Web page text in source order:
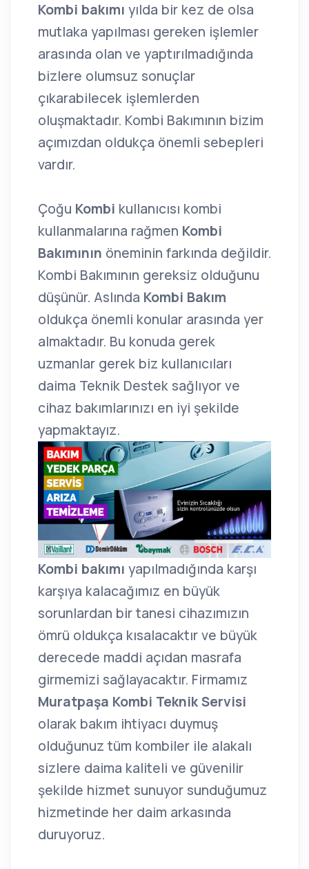
Kombi bakımı yılda bir kez de olsa
mutlaka yapılması gereken işlemler
arasında olan ve yaptırılmadığında
bizlere olumsuz sonuçlar
çıkarabilecek işlemlerden
oluşmaktadır. Kombi Bakımının bizim
açımızdan oldukça önemli sebepleri
vardır.
Çoğu Kombi kullanıcısı kombi
kullanmalarına rağmen Kombi
Bakımının öneminin farkında değildir.
Kombi Bakımının gereksiz olduğunu
düşünür. Aslında Kombi Bakım
oldukça önemli konular arasında yer
almaktadır. Bu konuda gerek
uzmanlar gerek biz kullanıcıları
daima Teknik Destek sağlıyor ve
cihaz bakımlarınızı en iyi şekilde
yapmaktayız.
Kombi bakımı yapılmadığında karşı
karşıya kalacağımız en büyük
sorunlardan bir tanesi cihazımızın
ömrü oldukça kısalacaktır ve büyük
derecede maddi açıdan masrafa
girmemizi sağlayacaktır. Firmamız
Muratpaşa Kombi Teknik Servisi
olarak bakım ihtiyacı duymuş
olduğunuz tüm kombiler ile alakalı
sizlere daima kaliteli ve güvenilir
şekilde hizmet sunuyor sunduğumuz
hizmetinde her daim arkasında
duruyoruz.